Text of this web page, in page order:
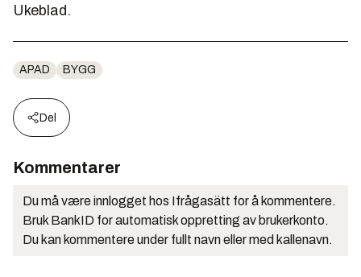
Ukeblad.
APAD BYGG
Del
Kommentarer
Du må være innlogget hos Ifrågasätt for å kommentere.
Bruk BankID for automatisk oppretting av brukerkonto.
Du kan kommentere under fullt navn eller med kallenavn.